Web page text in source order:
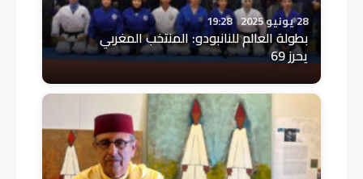
28 يونيو 2025 19:28
بطولة العالم للنانبودو: المنتخب المغربي
يحرز 69